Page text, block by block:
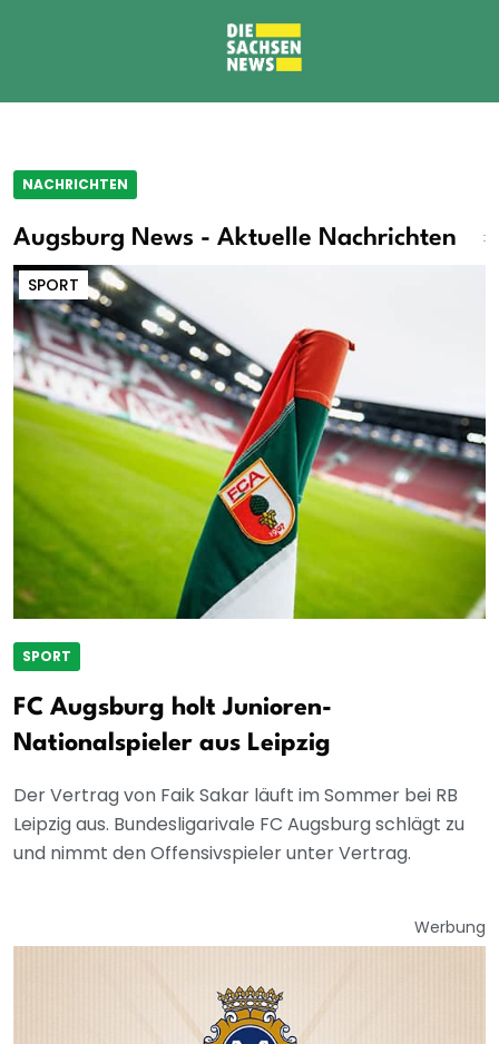
NACHRICHTEN
Augsburg News - Aktuelle Nachrichten
SPORT
SPORT
FC Augsburg holt Junioren-
Nationalspieler aus Leipzig
Der Vertrag von Faik Sakar läuft im Sommer bei RB
Leipzig aus. Bundesligarivale FC Augsburg schlägt zu
und nimmt den Offensivspieler unter Vertrag.
Werbung